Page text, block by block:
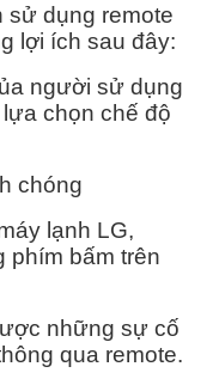
sử dụng remote
lợi ích sau đây:
người sử dụng
chọn chế độ
chóng
lạnh LG,
phím bấm trên
những sự cố
qua remote.